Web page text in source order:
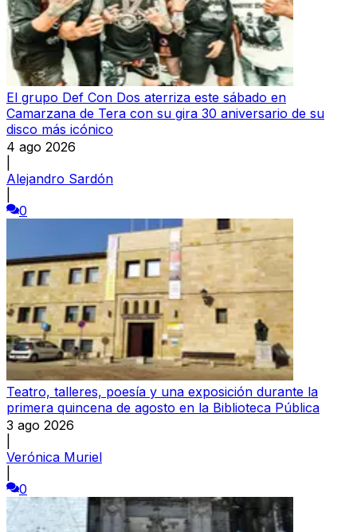
El grupo Def Con Dos aterriza este sábado en
Camarzana de Tera con su gira 30 aniversario de su
disco más icónico
4 ago 2026
Alejandro Sardón
0
Teatro, talleres, poesía y una exposición durante la
primera quincena de agosto en la Biblioteca Pública
3 ago 2026
Verónica Muriel
0